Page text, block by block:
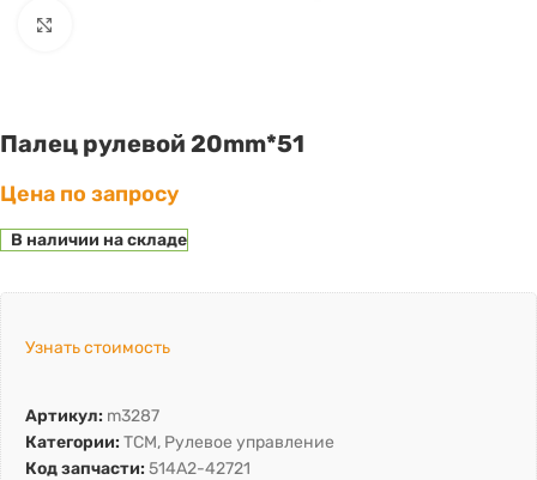
Палец рулевой 20mm*51
Цена по запросу
В наличии на складе
Узнать стоимость
Артикул: m3287
Категории: TCM, Рулевое управление
Код запчасти: 514A2-42721